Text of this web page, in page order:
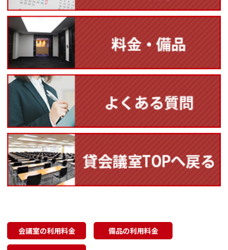
会議室の利用料金 備品の利用料金